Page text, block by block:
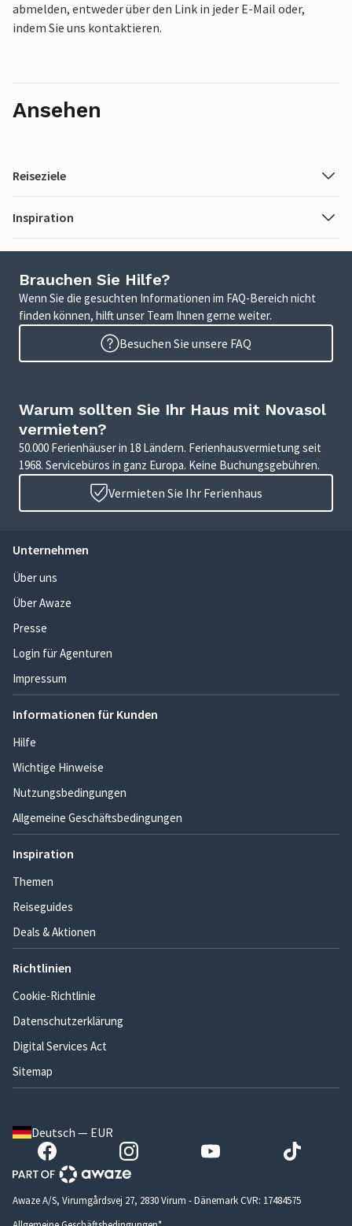
abmelden, entweder über den Link in jeder E-Mail oder,
indem Sie uns kontaktieren.
Ansehen
Reiseziele
Inspiration
Brauchen Sie Hilfe?
Wenn Sie die gesuchten Informationen im FAQ-Bereich nicht
finden können, hilft unser Team Ihnen gerne weiter.
Besuchen Sie unsere FAQ
Warum sollten Sie Ihr Haus mit Novasol
vermieten?
50.000 Ferienhäuser in 18 Ländern. Ferienhausvermietung seit
1968. Servicebüros in ganz Europa. Keine Buchungsgebühren.
Vermieten Sie Ihr Ferienhaus
Unternehmen
Über uns
Über Awaze
Presse
Login für Agenturen
Impressum
Informationen für Kunden
Hilfe
Wichtige Hinweise
Nutzungsbedingungen
Allgemeine Geschäftsbedingungen
Inspiration
Themen
Reiseguides
Deals & Aktionen
Richtlinien
Cookie-Richtlinie
Datenschutzerklärung
Digital Services Act
Sitemap
Deutsch — EUR
Awaze A/S, Virumgårdsvej 27, 2830 Virum - Dänemark CVR: 17484575